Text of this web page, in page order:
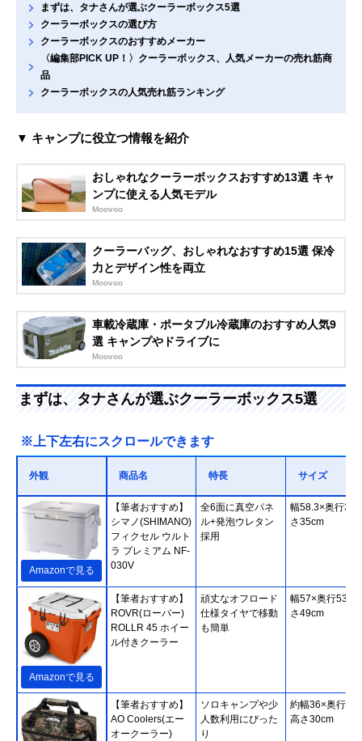
まずは、タナさんが選ぶクーラーボックス5選
クーラーボックスの選び方
クーラーボックスのおすすめメーカー
〈編集部PICK UP！〉クーラーボックス、人気メーカーの売れ筋商
品
クーラーボックスの人気売れ筋ランキング
▼ キャンプに役立つ情報を紹介
おしゃれなクーラーボックスおすすめ13選 キャ
ンプに使える人気モデル
Moovoo
クーラーバッグ、おしゃれなおすすめ15選 保冷
力とデザイン性を両立
Moovoo
車載冷蔵庫・ポータブル冷蔵庫のおすすめ人気9
選 キャンプやドライブに
Moovoo
まずは、タナさんが選ぶクーラーボックス5選
※上下左右にスクロールできます
外観 商品名 特長 サイズ
Amazonで見る
【筆者おすすめ】
シマノ(SHIMANO)
フィクセル ウルト
ラ プレミアム NF-
030V
全6面に真空パネ
ル+発泡ウレタン
採用
幅58.3×奥行
さ35cm
Amazonで見る
【筆者おすすめ】
ROVR(ローバー)
ROLLR 45 ホイー
ル付きクーラー
頑丈なオフロード
仕様タイヤで移動
も簡単
幅57×奥行
さ49cm
【筆者おすすめ】
AO Coolers(エー
オークーラー)
ソロキャンプや少
人数利用にぴった
り
約幅36×奥行18×
高さ30cm